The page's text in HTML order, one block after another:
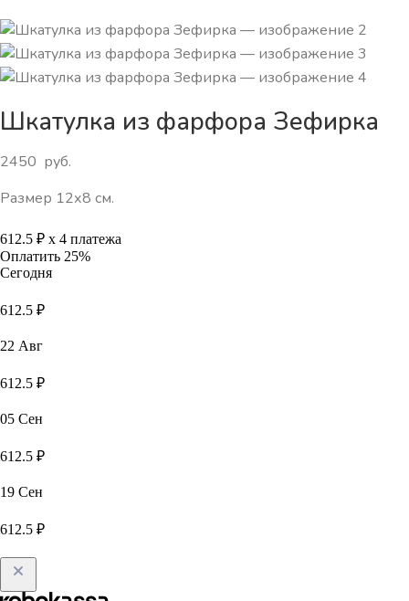
Шкатулка из фарфора Зефирка
2450 руб.
Размер 12х8 см.
612.5 ₽ х 4 платежа
Оплатить 25%
Сегодня
612.5 ₽
22 Авг
612.5 ₽
05 Сен
612.5 ₽
19 Сен
612.5 ₽